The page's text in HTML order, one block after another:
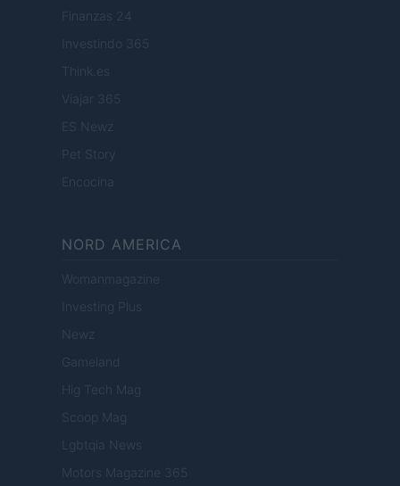
Finanzas 24
Investindo 365
Think.es
Viajar 365
ES Newz
Pet Story
Encocina
NORD AMERICA
Womanmagazine
Investing Plus
Newz
Gameland
Hig Tech Mag
Scoop Mag
Lgbtqia News
Motors Magazine 365